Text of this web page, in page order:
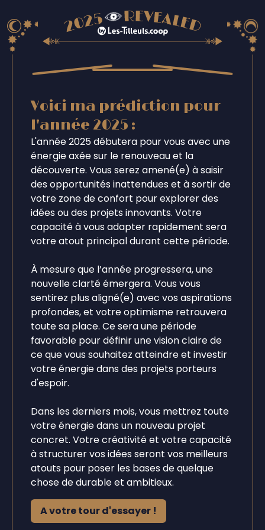
Voici ma prédiction pour
l'année 2025 :
L'année 2025 débutera pour vous avec une
énergie axée sur le renouveau et la
découverte. Vous serez amené(e) à saisir
des opportunités inattendues et à sortir de
votre zone de confort pour explorer des
idées ou des projets innovants. Votre
capacité à vous adapter rapidement sera
votre atout principal durant cette période.
À mesure que l’année progressera, une
nouvelle clarté émergera. Vous vous
sentirez plus aligné(e) avec vos aspirations
profondes, et votre optimisme retrouvera
toute sa place. Ce sera une période
favorable pour définir une vision claire de
ce que vous souhaitez atteindre et investir
votre énergie dans des projets porteurs
d'espoir.
Dans les derniers mois, vous mettrez toute
votre énergie dans un nouveau projet
concret. Votre créativité et votre capacité
à structurer vos idées seront vos meilleurs
atouts pour poser les bases de quelque
chose de durable et ambitieux.
A votre tour d'essayer !